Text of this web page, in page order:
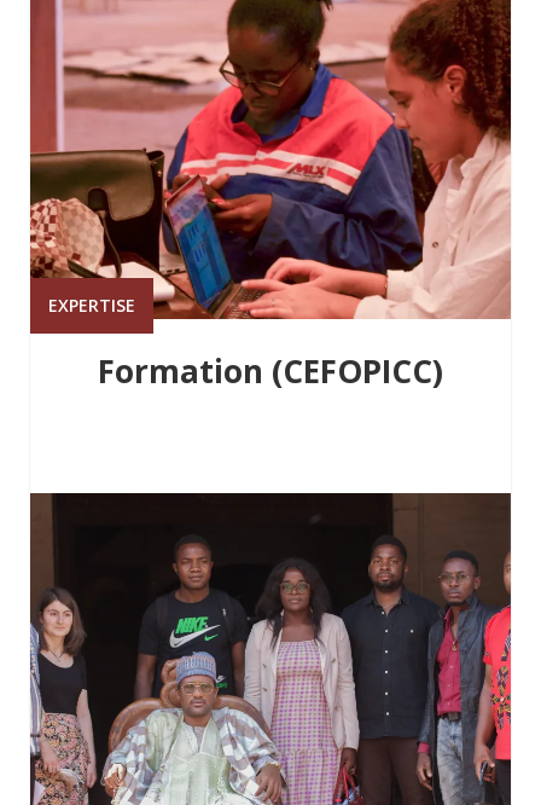
EXPERTISE
Formation (CEFOPICC)